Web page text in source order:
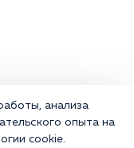
анализа
опыта на
cookie.